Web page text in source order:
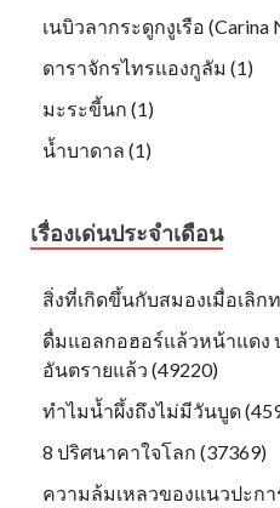
เนบิวลากระดูกงูเรือ (Carina
ดาราจักรไทรแองกูลัม (1)
มะระขี้นก (1)
น้ำบาดาล (1)
เรื่องเด่นประจำเดือน
สิ่งที่เกิดขึ้นกับสมองเมื่อเลิก
ดื่มแอลกอฮอร์แล้วหน้าแด
อันตรายแล้ว (49220)
ทำไมน้ำผึ้งถึงไม่มีวันบูด
8 ปริศนาคาใจโลก (37369)
ความล้มเหลวของแนวปะกา